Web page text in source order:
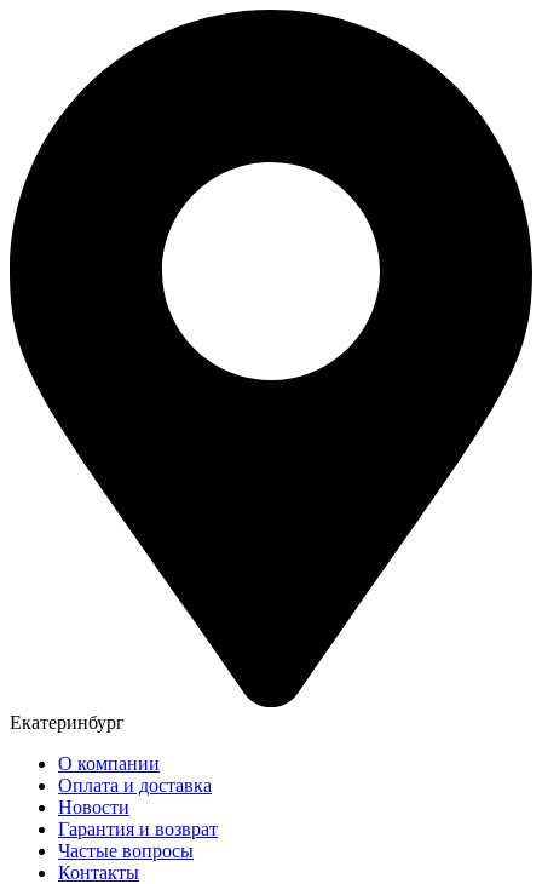
содержимому
Екатеринбург
О компании
Оплата и доставка
Новости
Гарантия и возврат
Частые вопросы
Контакты